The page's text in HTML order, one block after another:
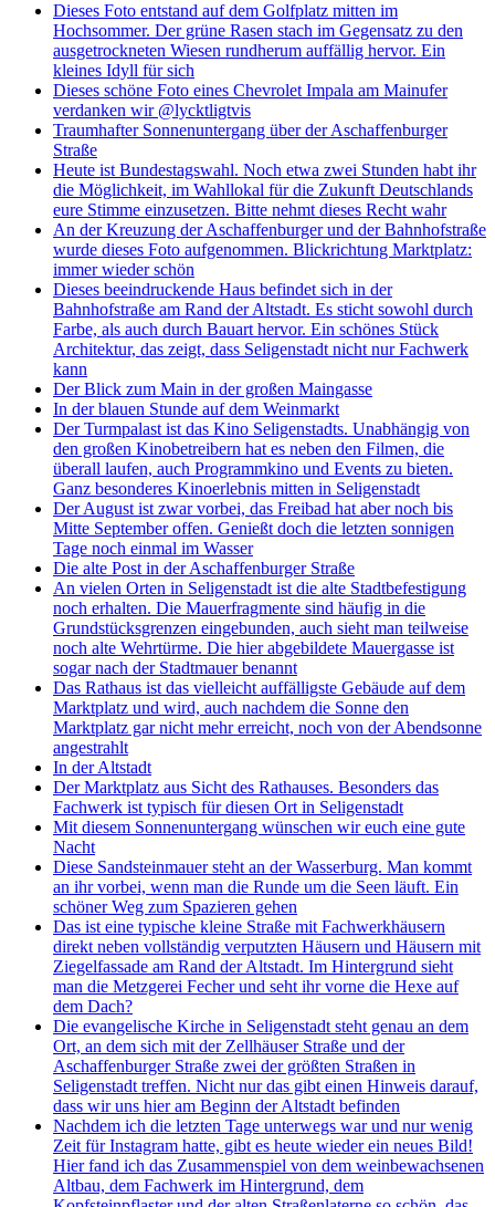
Dieses Foto entstand auf dem Golfplatz mitten im
Hochsommer. Der grüne Rasen stach im Gegensatz zu den
ausgetrockneten Wiesen rundherum auffällig hervor. Ein
kleines Idyll für sich
Dieses schöne Foto eines Chevrolet Impala am Mainufer
verdanken wir @lycktligtvis
Traumhafter Sonnenuntergang über der Aschaffenburger
Straße
Heute ist Bundestagswahl. Noch etwa zwei Stunden habt ihr
die Möglichkeit, im Wahllokal für die Zukunft Deutschlands
eure Stimme einzusetzen. Bitte nehmt dieses Recht wahr
An der Kreuzung der Aschaffenburger und der Bahnhofstraße
wurde dieses Foto aufgenommen. Blickrichtung Marktplatz:
immer wieder schön
Dieses beeindruckende Haus befindet sich in der
Bahnhofstraße am Rand der Altstadt. Es sticht sowohl durch
Farbe, als auch durch Bauart hervor. Ein schönes Stück
Architektur, das zeigt, dass Seligenstadt nicht nur Fachwerk
kann
Der Blick zum Main in der großen Maingasse
In der blauen Stunde auf dem Weinmarkt
Der Turmpalast ist das Kino Seligenstadts. Unabhängig von
den großen Kinobetreibern hat es neben den Filmen, die
überall laufen, auch Programmkino und Events zu bieten.
Ganz besonderes Kinoerlebnis mitten in Seligenstadt
Der August ist zwar vorbei, das Freibad hat aber noch bis
Mitte September offen. Genießt doch die letzten sonnigen
Tage noch einmal im Wasser
Die alte Post in der Aschaffenburger Straße
An vielen Orten in Seligenstadt ist die alte Stadtbefestigung
noch erhalten. Die Mauerfragmente sind häufig in die
Grundstücksgrenzen eingebunden, auch sieht man teilweise
noch alte Wehrtürme. Die hier abgebildete Mauergasse ist
sogar nach der Stadtmauer benannt
Das Rathaus ist das vielleicht auffälligste Gebäude auf dem
Marktplatz und wird, auch nachdem die Sonne den
Marktplatz gar nicht mehr erreicht, noch von der Abendsonne
angestrahlt
In der Altstadt
Der Marktplatz aus Sicht des Rathauses. Besonders das
Fachwerk ist typisch für diesen Ort in Seligenstadt
Mit diesem Sonnenuntergang wünschen wir euch eine gute
Nacht
Diese Sandsteinmauer steht an der Wasserburg. Man kommt
an ihr vorbei, wenn man die Runde um die Seen läuft. Ein
schöner Weg zum Spazieren gehen
Das ist eine typische kleine Straße mit Fachwerkhäusern
direkt neben vollständig verputzten Häusern und Häusern mit
Ziegelfassade am Rand der Altstadt. Im Hintergrund sieht
man die Metzgerei Fecher und seht ihr vorne die Hexe auf
dem Dach?
Die evangelische Kirche in Seligenstadt steht genau an dem
Ort, an dem sich mit der Zellhäuser Straße und der
Aschaffenburger Straße zwei der größten Straßen in
Seligenstadt treffen. Nicht nur das gibt einen Hinweis darauf,
dass wir uns hier am Beginn der Altstadt befinden
Nachdem ich die letzten Tage unterwegs war und nur wenig
Zeit für Instagram hatte, gibt es heute wieder ein neues Bild!
Hier fand ich das Zusammenspiel von dem weinbewachsenen
Altbau, dem Fachwerk im Hintergrund, dem